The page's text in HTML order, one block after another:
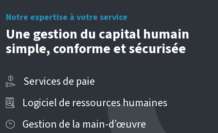
Notre expertise à votre service
Une gestion du capital humain
simple, conforme et sécurisée
Services de paie
Logiciel de ressources humaines
Gestion de la main-d’œuvre